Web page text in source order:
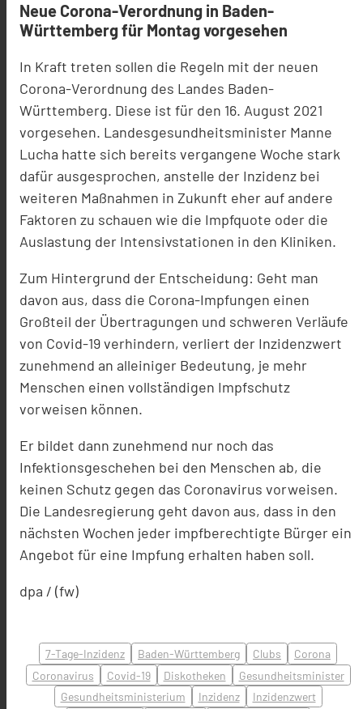
Neue Corona-Verordnung in Baden-
Württemberg für Montag vorgesehen
In Kraft treten sollen die Regeln mit der neuen
Corona-Verordnung des Landes Baden-
Württemberg. Diese ist für den 16. August 2021
vorgesehen. Landesgesundheitsminister Manne
Lucha hatte sich bereits vergangene Woche stark
dafür ausgesprochen, anstelle der Inzidenz bei
weiteren Maßnahmen in Zukunft eher auf andere
Faktoren zu schauen wie die Impfquote oder die
Auslastung der Intensivstationen in den Kliniken.
Zum Hintergrund der Entscheidung: Geht man
davon aus, dass die Corona-Impfungen einen
Großteil der Übertragungen und schweren Verläufe
von Covid-19 verhindern, verliert der Inzidenzwert
zunehmend an alleiniger Bedeutung, je mehr
Menschen einen vollständigen Impfschutz
vorweisen können.
Er bildet dann zunehmend nur noch das
Infektionsgeschehen bei den Menschen ab, die
keinen Schutz gegen das Coronavirus vorweisen.
Die Landesregierung geht davon aus, dass in den
nächsten Wochen jeder impfberechtigte Bürger ein
Angebot für eine Impfung erhalten haben soll.
dpa / (fw)
7-Tage-Inzidenz Baden-Württemberg Clubs
Corona
Coronavirus
Covid-19 Diskotheken
Gesundheitsminister
Gesundheitsministerium
Inzidenz Inzidenzwert